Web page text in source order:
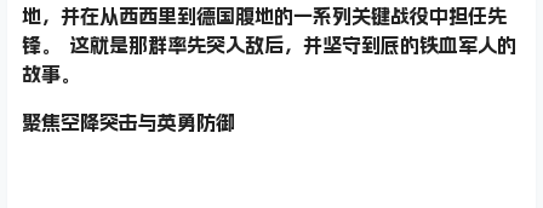
地，并在从西西里到德国腹地的一系列关键战役中担任先
锋。 这就是那群率先突入敌后，并坚守到底的铁血军人的
故事。
聚焦空降突击与英勇防御